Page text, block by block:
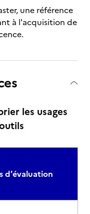
une référence
à l'acquisition de
les usages
d'évaluation